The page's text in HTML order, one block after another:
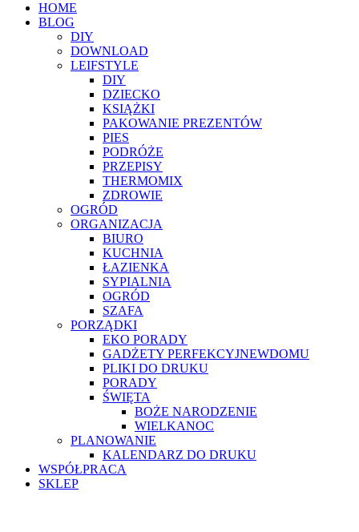
HOME
BLOG
DIY
DOWNLOAD
LEIFSTYLE
DIY
DZIECKO
KSIĄŻKI
PAKOWANIE PREZENTÓW
PIES
PODRÓŻE
PRZEPISY
THERMOMIX
ZDROWIE
OGRÓD
ORGANIZACJA
BIURO
KUCHNIA
ŁAZIENKA
SYPIALNIA
OGRÓD
SZAFA
PORZĄDKI
EKO PORADY
GADŻETY PERFEKCYJNEWDOMU
PLIKI DO DRUKU
PORADY
ŚWIĘTA
BOŻE NARODZENIE
WIELKANOC
PLANOWANIE
KALENDARZ DO DRUKU
WSPÓŁPRACA
SKLEP